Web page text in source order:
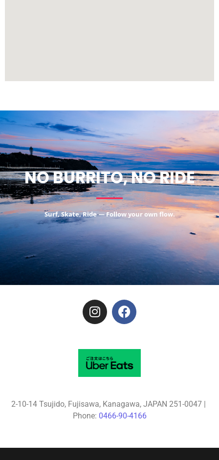
NO BURRITO, NO RIDE
Surf, Skate, Ride — Follow your own flow.
2-10-14 Tsujido, Fujisawa, Kanagawa, JAPAN 251-0047 |
Phone: 0466-90-4166